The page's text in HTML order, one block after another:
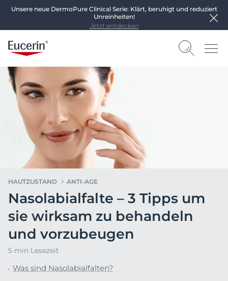
Unsere neue DermoPure Clinical Serie: Klärt, beruhigt und reduziert
Unreinheiten!
Jetzt entdecken
HAUTZUSTAND ANTI-AGE
Nasolabialfalte – 3 Tipps um
sie wirksam zu behandeln
und vorzubeugen
5 min Lesezeit
Was sind Nasolabialfalten?